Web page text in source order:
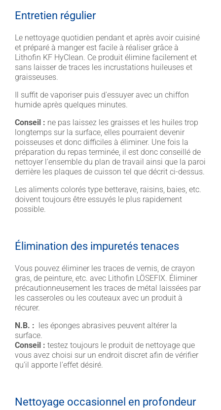
Entretien régulier
Le nettoyage quotidien pendant et après avoir cuisiné
et préparé à manger est facile à réaliser grâce à
Lithofin KF HyClean. Ce produit élimine facilement et
sans laisser de traces les incrustations huileuses et
graisseuses.
Il suffit de vaporiser puis d'essuyer avec un chiffon
humide après quelques minutes.
Conseil : ne pas laissez les graisses et les huiles trop
longtemps sur la surface, elles pourraient devenir
poisseuses et donc difficiles à éliminer. Une fois la
préparation du repas terminée, il est donc conseillé de
nettoyer l'ensemble du plan de travail ainsi que la paroi
derrière les plaques de cuisson tel que décrit ci-dessus.
Les aliments colorés type betterave, raisins, baies, etc.
doivent toujours être essuyés le plus rapidement
possible.
Élimination des impuretés tenaces
Vous pouvez éliminer les traces de vernis, de crayon
gras, de peinture, etc. avec Lithofin LÖSEFIX. Éliminer
précautionneusement les traces de métal laissées par
les casseroles ou les couteaux avec un produit à
récurer.
N.B. : les éponges abrasives peuvent altérer la
surface.
Conseil : testez toujours le produit de nettoyage que
vous avez choisi sur un endroit discret afin de vérifier
qu’il apporte l'effet désiré.
Nettoyage occasionnel en profondeur